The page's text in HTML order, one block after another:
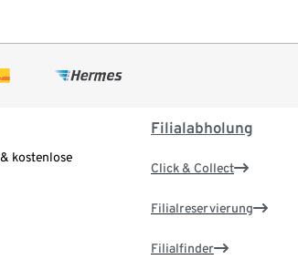
kostenlose
Filialabholung
Click & Collect
Filialreservierung
Filialfinder